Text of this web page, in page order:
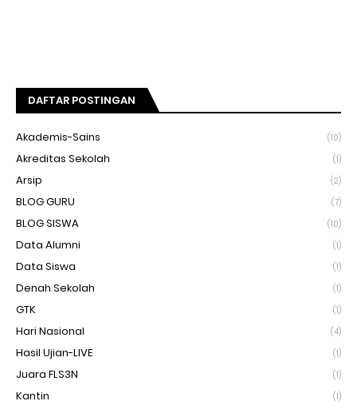
DAFTAR POSTINGAN
Akademis-Sains (10)
Akreditas Sekolah (1)
Arsip (2)
BLOG GURU (7)
BLOG SISWA (10)
Data Alumni (1)
Data Siswa (1)
Denah Sekolah (1)
GTK (1)
Hari Nasional (4)
Hasil Ujian-LIVE (1)
Juara FLS3N (1)
Kantin (1)